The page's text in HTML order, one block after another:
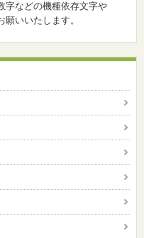
字などの機種依存文字や
いいたします。